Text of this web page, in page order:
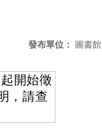
發布單位： 圖書館
開始徵
，請查